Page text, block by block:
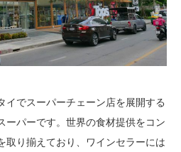
イでスーパーチェーン店を展開する
ーパーです。世界の食材提供をコン
取り揃えており、ワインセラーには